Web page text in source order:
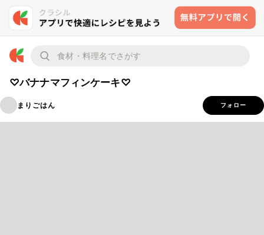
♡バナナマフィンケーキ♡
まりごはん フォロー